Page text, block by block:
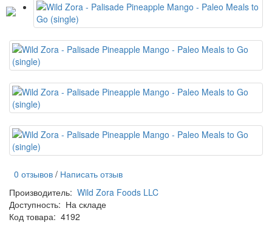
0 отзывов / Написать отзыв
Производитель: Wild Zora Foods LLC
Доступность: На складе
Код товара: 4192